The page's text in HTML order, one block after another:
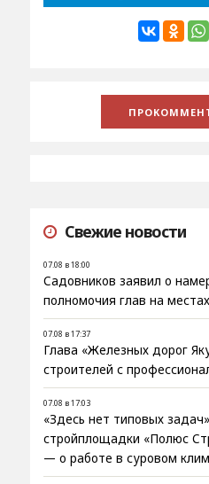
Свежие новости
07.08 в 18:00
Садовников заявил о
полномочия глав на местах
07.08 в 17:37
Глава «Железных дорог
строителей с
07.08 в 17:03
«Здесь нет типовых
стройплощадки «Полюс
— о работе в суровом